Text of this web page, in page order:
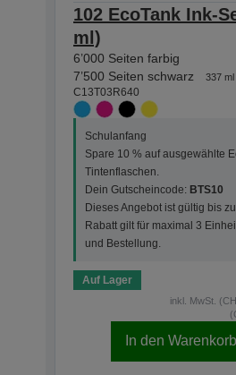
102 EcoTank Ink-
ml)
6’000 Seiten farbig
7’500 Seiten schwarz
337 ml
C13T03R640
Schulanfang
Spare 10 % auf ausgewählte
Tintenflaschen.
Dein Gutscheincode: BTS10
Dieses Angebot ist gültig bis
Rabatt gilt für maximal 3
und Bestellung.
Auf Lager
inkl. MwSt.
In den